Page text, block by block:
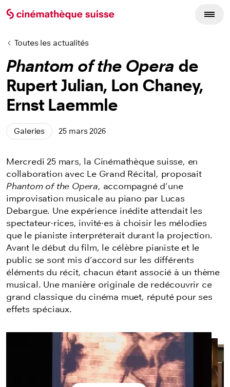
Toutes les actualités
Phantom of the Opera de
Rupert Julian, Lon Chaney,
Ernst Laemmle
Galeries 25 mars 2026
Mercredi 25 mars, la Cinémathèque suisse, en
collaboration avec Le Grand Récital, proposait
Phantom of the Opera, accompagné d’une
improvisation musicale au piano par Lucas
Debargue. Une expérience inédite attendait les
spectateur·rices, invité·es à choisir les mélodies
que le pianiste interpréterait durant la projection.
Avant le début du film, le célèbre pianiste et le
public se sont mis d’accord sur les différents
éléments du récit, chacun étant associé à un thème
musical. Une manière originale de redécouvrir ce
grand classique du cinéma muet, réputé pour ses
effets spéciaux.